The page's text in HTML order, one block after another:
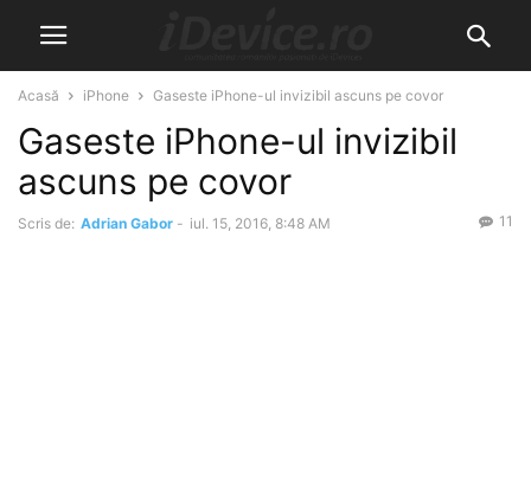
Acasă iPhone Gaseste iPhone-ul invizibil ascuns pe covor
Gaseste iPhone-ul invizibil
ascuns pe covor
Scris de: Adrian Gabor - iul. 15, 2016, 8:48 AM 11